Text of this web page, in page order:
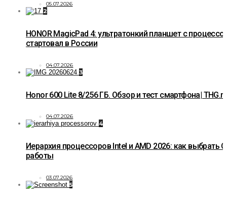
05.07.2026
2
HONOR MagicPad 4: ультратонкий планшет с
стартовал в России
04.07.2026
3
Honor 600 Lite 8/256 ГБ. Обзор и тест смартфона| THG.ru
04.07.2026
4
Иерархия процессоров Intel и AMD 2026: как выбрать
работы
03.07.2026
5